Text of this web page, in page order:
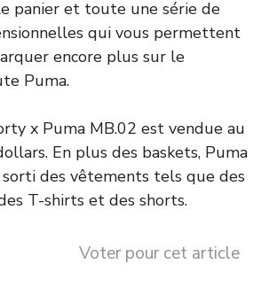
panier et toute une série de
qui vous permettent
encore plus sur le
Puma.
x Puma MB.02 est vendue au
En plus des baskets, Puma
des vêtements tels que des
T-shirts et des shorts.
Voter pour cet article